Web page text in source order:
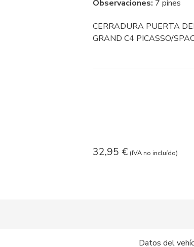
Observaciones: 7 pines
CERRADURA PUERTA
GRAND C4 PICASSO/
32,95 € (IVA no incluído)
Datos del